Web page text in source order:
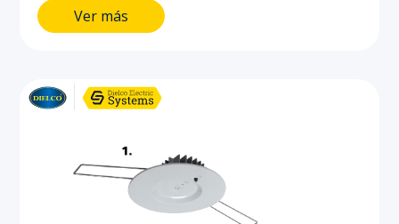
minutos de autonomía.
Ver más